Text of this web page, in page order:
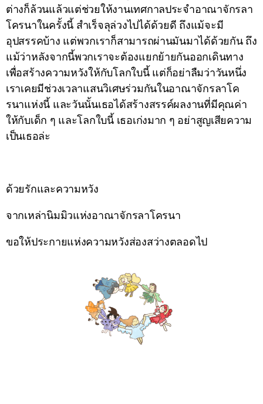
ต่างก็ล้วนแล้วแต่ช่วยให้งานเทศกาลประจำอาณาจักรลา
โครนาในครั้งนี้ สำเร็จลุล่วงไปได้ด้วยดี ถึงแม้จะมี
อุปสรรคบ้าง แต่พวกเราก็สามารถผ่านมันมาได้ด้วยกัน ถึง
แม้ว่าหลังจากนี้พวกเราจะต้องแยกย้ายกันออกเดินทาง
เพื่อสร้างความหวังให้กับโลกใบนี้ แต่ก็อย่าลืมว่าวันหนึ่ง
เราเคยมีช่วงเวลาแสนวิเศษร่วมกันในอาณาจักรลาโค
รนาแห่งนี้ และวันนั้นเธอได้สร้างสรรค์ผลงานที่มีคุณค่า
ให้กับเด็ก ๆ และโลกใบนี้ เธอเก่งมาก ๆ อย่าสูญเสียความ
เป็นเธอล่ะ
ด้วยรักและความหวัง
จากเหล่านิมมิวแห่งอาณาจักรลาโครนา
ขอให้ประกายแห่งความหวังส่องสว่างตลอดไป